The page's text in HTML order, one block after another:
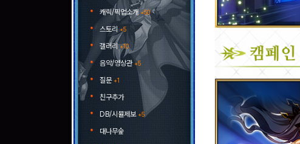
캐릭/픽업소개 +50
스토리+5
갤러리+10
음악/영상관+5
질문+1
친구추가
DB/시뮬제보+5
대나무숲